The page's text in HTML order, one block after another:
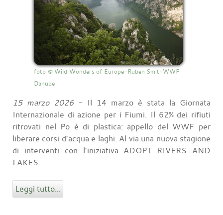
foto © Wild Wonders of Europe-Ruben Smit-WWF
Danube
15 marzo 2026- Il 14 marzo è stata la Giornata
Internazionale di azione per i Fiumi. Il 62% dei rifiuti
ritrovati nel Po è di plastica: appello del WWF per
liberare corsi d’acqua e laghi. Al via una nuova stagione
di interventi con l’iniziativa ADOPT RIVERS AND
LAKES.
Leggi tutto...